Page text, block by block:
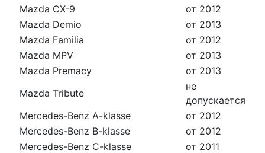
Mazda CX-9
от 2012
Mazda Demio
от 2013
Mazda Familia
от 2012
Mazda MPV
от 2013
Mazda Premacy
от 2013
Mazda Tribute
не
допускается
Mercedes-Benz A-klasse
от 2012
Mercedes-Benz B-klasse
от 2012
Mercedes-Benz C-klasse
от 2011